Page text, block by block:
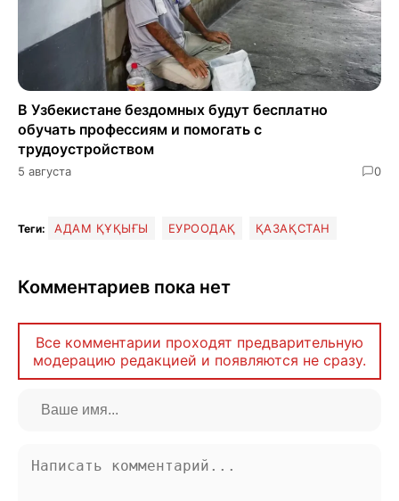
В Узбекистане бездомных будут бесплатно
обучать профессиям и помогать с
трудоустройством
5 августа 0
Теги: АДАМ ҚҰҚЫҒЫ ЕУРООДАҚ ҚАЗАҚСТАН
Комментариев пока нет
Все комментарии проходят предварительную
модерацию редакцией и появляются не сразу.